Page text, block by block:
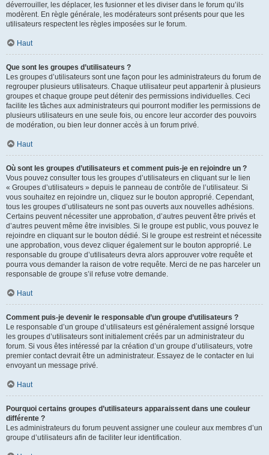
déverrouiller, les déplacer, les fusionner et les diviser dans le forum qu’ils
modèrent. En règle générale, les modérateurs sont présents pour que les
utilisateurs respectent les règles imposées sur le forum.
Haut
Que sont les groupes d’utilisateurs ?
Les groupes d’utilisateurs sont une façon pour les administrateurs du forum de
regrouper plusieurs utilisateurs. Chaque utilisateur peut appartenir à plusieurs
groupes et chaque groupe peut détenir des permissions individuelles. Ceci
facilite les tâches aux administrateurs qui pourront modifier les permissions de
plusieurs utilisateurs en une seule fois, ou encore leur accorder des pouvoirs
de modération, ou bien leur donner accès à un forum privé.
Haut
Où sont les groupes d’utilisateurs et comment puis-je en rejoindre un ?
Vous pouvez consulter tous les groupes d’utilisateurs en cliquant sur le lien
« Groupes d’utilisateurs » depuis le panneau de contrôle de l’utilisateur. Si
vous souhaitez en rejoindre un, cliquez sur le bouton approprié. Cependant,
tous les groupes d’utilisateurs ne sont pas ouverts aux nouvelles adhésions.
Certains peuvent nécessiter une approbation, d’autres peuvent être privés et
d’autres peuvent même être invisibles. Si le groupe est public, vous pouvez le
rejoindre en cliquant sur le bouton dédié. Si le groupe est restreint et nécessite
une approbation, vous devez cliquer également sur le bouton approprié. Le
responsable du groupe d’utilisateurs devra alors approuver votre requête et
pourra vous demander la raison de votre requête. Merci de ne pas harceler un
responsable de groupe s’il refuse votre demande.
Haut
Comment puis-je devenir le responsable d’un groupe d’utilisateurs ?
Le responsable d’un groupe d’utilisateurs est généralement assigné lorsque
les groupes d’utilisateurs sont initialement créés par un administrateur du
forum. Si vous êtes intéressé par la création d’un groupe d’utilisateurs, votre
premier contact devrait être un administrateur. Essayez de le contacter en lui
envoyant un message privé.
Haut
Pourquoi certains groupes d’utilisateurs apparaissent dans une couleur
différente ?
Les administrateurs du forum peuvent assigner une couleur aux membres d’un
groupe d’utilisateurs afin de faciliter leur identification.